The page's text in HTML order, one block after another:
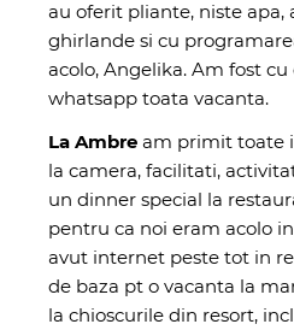
au oferit pliante, niste
ghirlande si cu
acolo, Angelika. Am fost
whatsapp toata vacanta.
La Ambre am primit toate
la camera, facilitati,
un dinner special la
pentru ca noi eram acolo
avut internet peste tot in
de baza pt o vacanta la
la chioscurile din resort,